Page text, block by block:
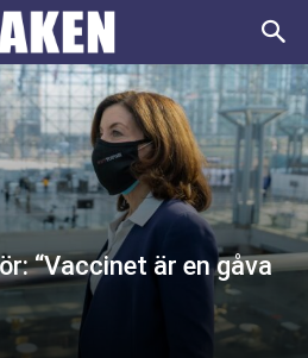
“Vaccinet är en gåva